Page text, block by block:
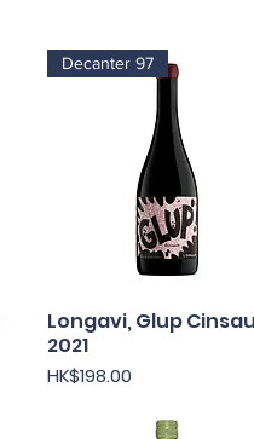
快速瀏覽
Decanter 97
Longavi, Glup
2021
價格
HK$198.00